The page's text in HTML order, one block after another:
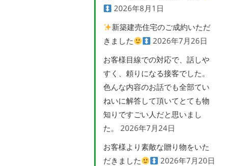
2026年8月1日
新築建売住宅のご成約いただ
きました
2026年7月26日
お客様目線での対応で、話しや
すく、頼りになる接客でした。
色んな内容のお話でも全部てい
ねいに解答して頂いてとても物
知りですごい人だと思いまし
た。
2026年7月24日
お客様より素敵な贈り物をいた
だきました
2026年7月20日